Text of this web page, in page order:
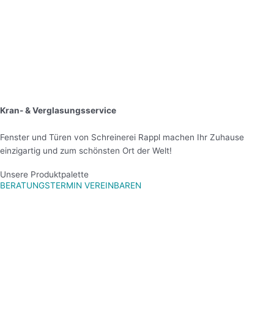
Kran- & Verglasungsservice
Fenster und Türen von Schreinerei Rappl machen Ihr Zuhause
einzigartig und zum schönsten Ort der Welt!
Unsere Produktpalette
BERATUNGSTERMIN VEREINBAREN